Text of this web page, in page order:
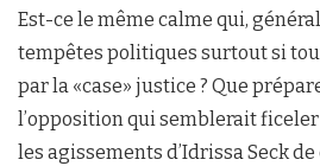
Est-ce le même calme qui,
tempêtes politiques surtout si
par la «case» justice ? Que
l’opposition qui semblerait
les agissements d’Idrissa Seck